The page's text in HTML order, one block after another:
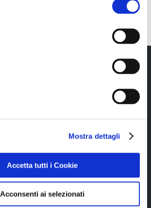
Mostra dettagli
Accetta tutti i Cookie
Acconsenti ai selezionati